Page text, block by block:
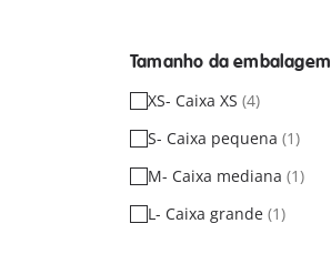
Tamanho da embalagem
XS- Caixa XS (4)
S- Caixa pequena (1)
M- Caixa mediana (1)
L- Caixa grande (1)